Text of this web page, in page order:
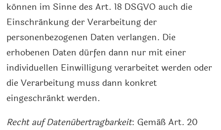
können im Sinne des Art. 18 DSGVO auch die
Einschränkung der Verarbeitung der
personenbezogenen Daten verlangen. Die
erhobenen Daten dürfen dann nur mit einer
individuellen Einwilligung verarbeitet werden oder
die Verarbeitung muss dann konkret
eingeschränkt werden.
Recht auf Datenübertragbarkeit: Gemäß Art. 20